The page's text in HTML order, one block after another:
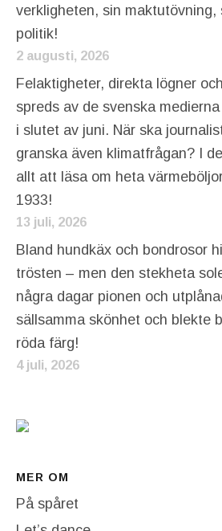
verkligheten, sin maktutövning,
politik!
2 augusti, 2026
Felaktigheter, direkta lögner
spreds av de svenska
i slutet av juni. När ska
granska även klimatfrågan? I
allt att läsa om heta
1933!
13 juli, 2026
Bland hundkäx och bondrosor
trösten – men den stekheta
några dagar pionen och
sällsamma skönhet och blekte
röda färg!
4 juli, 2026
MER OM
På spåret